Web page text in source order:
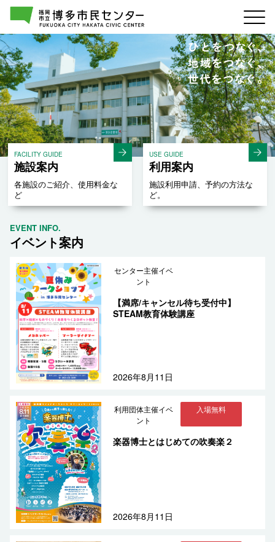
FACILITY GUIDE
施設案内
各施設のご紹介、使用料金な
ど
USE GUIDE
利用案内
施設利用申請、予約の方法な
ど。
EVENT INFO.
イベント案内
センター主催イベ
ント
【満席/キャンセル待ち受付中】
STEAM教育体験講座
2026年8月11日
利用団体主催イベ
ント
入場無料
楽器博士とはじめての吹奏楽２
2026年8月11日